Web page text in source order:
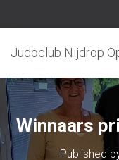
Judoclub Nijdrop
Winnaars
Published